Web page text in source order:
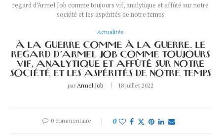
regard d’Armel Job comme toujours vif, analytique et affûté sur notre
société et les aspérités de notre temps
Actualités
À LA GUERRE COMME À LA GUERRE. LE
REGARD D’ARMEL JOB COMME TOUJOURS
VIF, ANALYTIQUE ET AFFÛTÉ SUR NOTRE
SOCIÉTÉ ET LES ASPÉRITÉS DE NOTRE TEMPS
par Armel Job 18 juillet 2022
0 commentaire 0